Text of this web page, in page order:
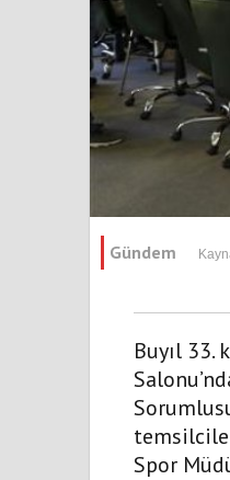
Gündem
Buyıl 33.
Spor